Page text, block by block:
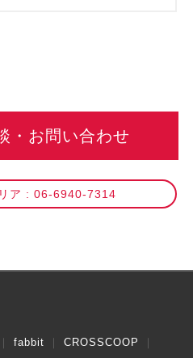
・お問い合わせ
ア : 06-6940-7314
fabbit
CROSSCOOP